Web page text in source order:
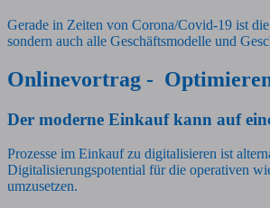
Gerade in Zeiten von Corona/Covid-19 ist
sondern auch alle Geschäftsmodelle und
Onlinevortrag -
Der moderne Einkauf kann auf
Prozesse im Einkauf zu digitalisieren ist
Digitalisierungspotential für die operativen
umzusetzen.